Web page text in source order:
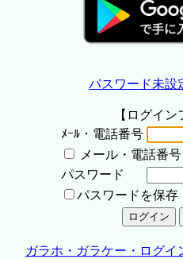
パスワード未設
【ログイン
ﾒｰﾙ・電話番号
メール・電話番
パスワード
パスワードを保存
ガラホ・ガラケー・ログ